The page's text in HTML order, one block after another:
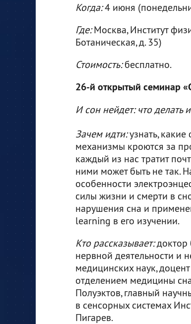
Когда:4 июня
Где:Москва, Институт
Ботаническая, д. 35)
Стоимость:бесплатно.
26-й открытый семинар
И сон нейдет: что делать
Зачем идти:узнать, какие
механизмы кроются за
каждый из нас тратит
ними может быть не так.
особенности
силы жизни и смерти в
нарушения сна и
learning в его изучении.
Кто рассказывает:доктор
нервной деятельности и
медицинских наук,
отделением медицины
Полуэктов, главный
в сенсорных системах
Пигарев.